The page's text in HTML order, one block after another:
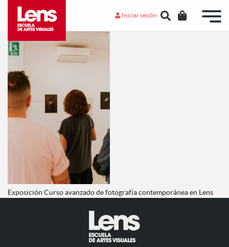
Iniciar sesión
Exposición Curso avanzado de fotografía contemporánea en Lens